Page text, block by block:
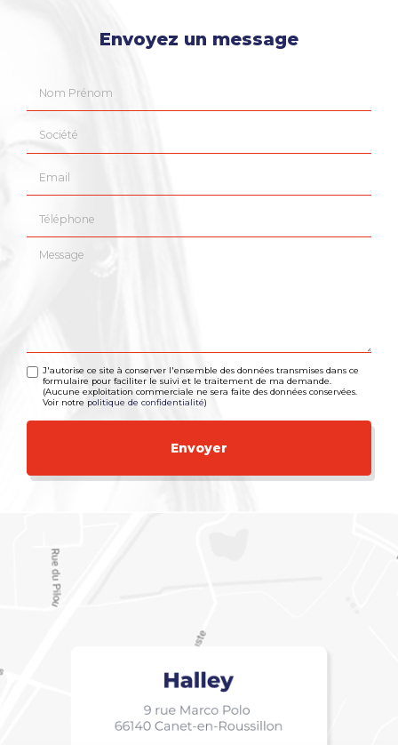
Envoyez un message
Message
J'autorise ce site à conserver l'ensemble des données transmises dans ce
formulaire pour faciliter le suivi et le traitement de ma demande.
(Aucune exploitation commerciale ne sera faite des données conservées.
Voir notre politique de confidentialité)